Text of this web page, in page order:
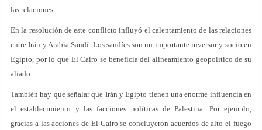
las relaciones.
En la resolución de este conflicto influyó el calentamiento de las relaciones
entre Irán y Arabia Saudí. Los saudíes son un importante inversor y socio en
Egipto, por lo que El Cairo se beneficia del alineamiento geopolítico de su
aliado.
También hay que señalar que Irán y Egipto tienen una enorme influencia en
el establecimiento y las facciones políticas de Palestina. Por ejemplo,
gracias a las acciones de El Cairo se concluyeron acuerdos de alto el fuego